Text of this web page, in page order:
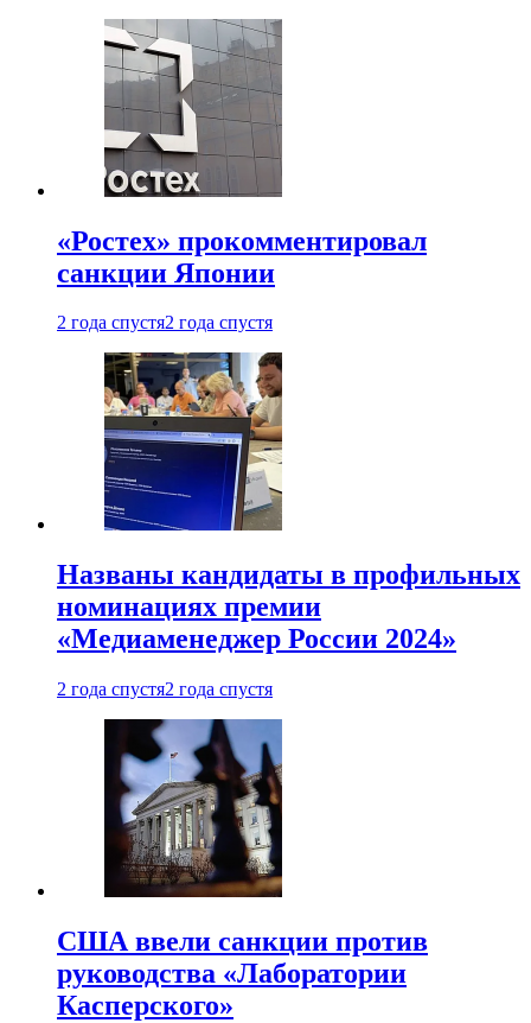
«Ростех» прокомментировал
санкции Японии
2 года спустя2 года спустя
Названы кандидаты в профильных
номинациях премии
«Медиаменеджер России 2024»
2 года спустя2 года спустя
США ввели санкции против
руководства «Лаборатории
Касперского»